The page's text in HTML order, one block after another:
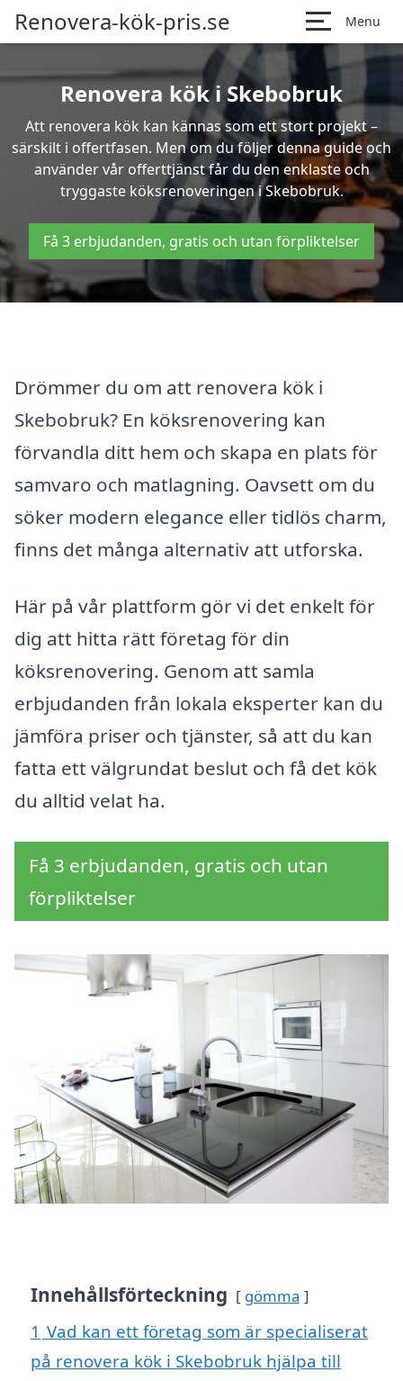
Renovera-kök-pris.se Menu
Renovera kök i Skebobruk
Att renovera kök kan kännas som ett stort projekt –
särskilt i offertfasen. Men om du följer denna guide och
använder vår offerttjänst får du den enklaste och
tryggaste köksrenoveringen i Skebobruk.
Få 3 erbjudanden, gratis och utan förpliktelser
Drömmer du om att renovera kök i
Skebobruk? En köksrenovering kan
förvandla ditt hem och skapa en plats för
samvaro och matlagning. Oavsett om du
söker modern elegance eller tidlös charm,
finns det många alternativ att utforska.
Här på vår plattform gör vi det enkelt för
dig att hitta rätt företag för din
köksrenovering. Genom att samla
erbjudanden från lokala eksperter kan du
jämföra priser och tjänster, så att du kan
fatta ett välgrundat beslut och få det kök
du alltid velat ha.
Få 3 erbjudanden, gratis och utan
förpliktelser
Innehållsförteckning gömma
1 Vad kan ett företag som är specialiserat
på renovera kök i Skebobruk hjälpa till